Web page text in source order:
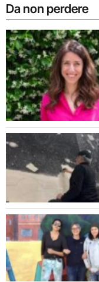
Da non perdere